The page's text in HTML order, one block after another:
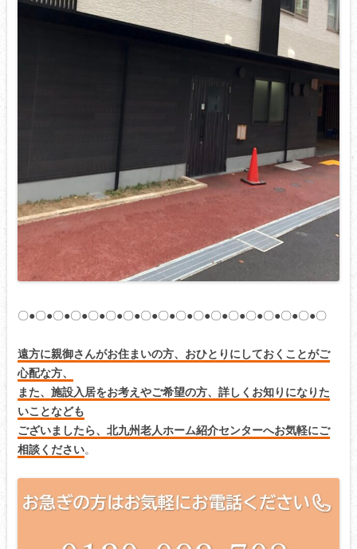
〇●〇●〇●〇●〇●〇●〇●〇●〇●〇●〇●〇●〇●〇●〇●〇●〇●〇
遠方に親御さんがお住まいの方、おひとりにしておくことがご
心配な方、
また、施設入居をお考えやご希望の方、詳しくお知りになりた
いことなども
ございましたら、北九州老人ホーム紹介センターへお気軽にご
相談ください。